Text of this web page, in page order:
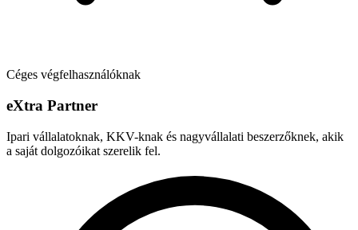
Céges végfelhasználóknak
eXtra Partner
Ipari vállalatoknak, KKV-knak és nagyvállalati beszerzőknek, akik
a saját dolgozóikat szerelik fel.